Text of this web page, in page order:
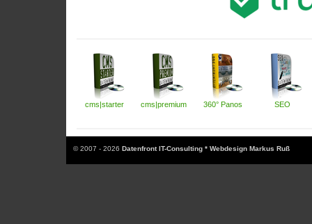
cms|starter cms|premium 360° Panos SEO
© 2007 - 2026 Datenfront IT-Consulting * Webdesign Markus Ruß